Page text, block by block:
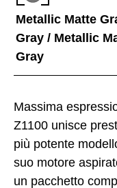
Massima
Z1100 unisce
più potente
suo motore
un pacchetto
Metallic Matte
Gray / Metallic
Gray